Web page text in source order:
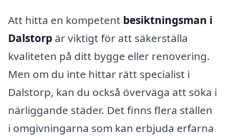
Att hitta en kompetent besiktningsman i
Dalstorp är viktigt för att säkerställa
kvaliteten på ditt bygge eller renovering.
Men om du inte hittar rätt specialist i
Dalstorp, kan du också överväga att söka i
närliggande städer. Det finns flera ställen
i omgivningarna som kan erbjuda erfarna